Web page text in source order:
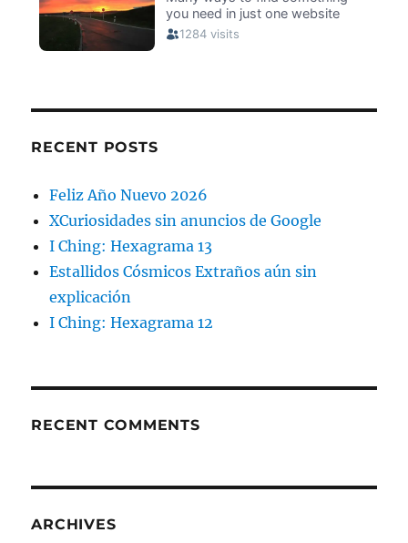
RECENT POSTS
Feliz Año Nuevo 2026
XCuriosidades sin anuncios de Google
I Ching: Hexagrama 13
Estallidos Cósmicos Extraños aún sin
explicación
I Ching: Hexagrama 12
RECENT COMMENTS
ARCHIVES